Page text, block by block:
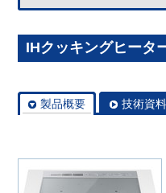
IHクッキングヒータ
製品概要 技術資料